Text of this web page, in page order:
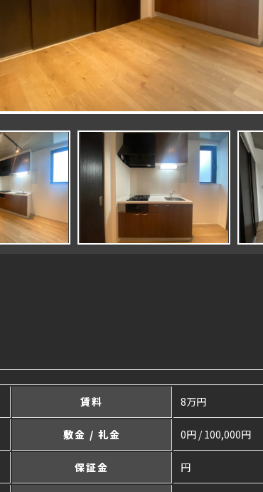
賃料 8万円
敷金 / 礼金 0円 / 100,000円
保証金 円